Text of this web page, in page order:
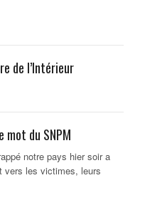
de l’Intérieur
mot du SNPM
notre pays hier soir a
vers les victimes, leurs